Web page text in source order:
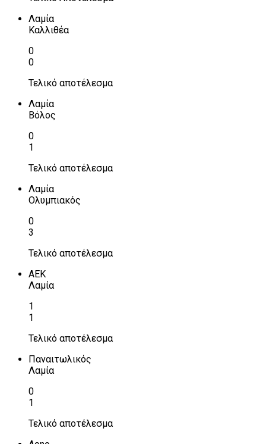
Λαμία
Καλλιθέα
0
0
Τελικό αποτέλεσμα
Λαμία
Βόλος
0
1
Τελικό αποτέλεσμα
Λαμία
Ολυμπιακός
0
3
Τελικό αποτέλεσμα
ΑΕΚ
Λαμία
1
1
Τελικό αποτέλεσμα
Παναιτωλικός
Λαμία
0
1
Τελικό αποτέλεσμα